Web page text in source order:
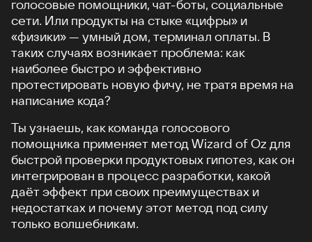
голосовые помощники, чат-боты, социальные
сети. Или продукты на стыке «цифры» и
«физики» — умный дом, терминал оплаты. В
таких случаях возникает проблема: как
наиболее быстро и эффективно
протестировать новую фичу, не тратя время на
написание кода?
Ты узнаешь, как команда голосового
помощника применяет метод Wizard of Oz для
быстрой проверки продуктовых гипотез, как он
интегрирован в процесс разработки, какой
даёт эффект при своих преимуществах и
недостатках и почему этот метод под силу
только волшебникам.